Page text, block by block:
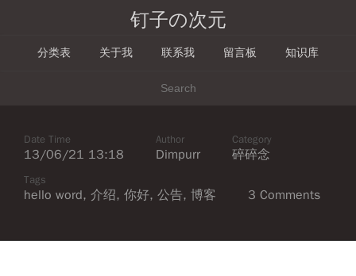
钉子の次元
分类表 关于我 联系我 留言板 知识库
Date Time
13/06/21 13:18
Author
Dimpurr
Category
碎碎念
Tags
hello word, 介绍, 你好, 公告, 博客 3 Comments